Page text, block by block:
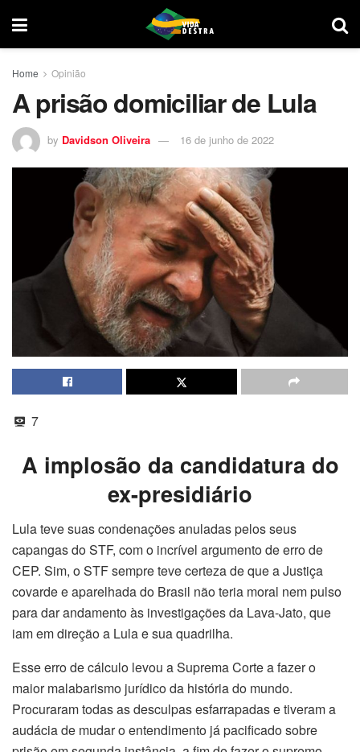
Home Opinião
A prisão domiciliar de Lula
by Davidson Oliveira 16 de junho de 2022
7
A implosão da candidatura do
ex-presidiário
Lula teve suas condenações anuladas pelos seus
capangas do STF, com o incrível argumento de erro de
CEP. Sim, o STF sempre teve certeza de que a Justiça
covarde e aparelhada do Brasil não teria moral nem pulso
para dar andamento às investigações da Lava-Jato, que
iam em direção a Lula e sua quadrilha.
Esse erro de cálculo levou a Suprema Corte a fazer o
maior malabarismo jurídico da história do mundo.
Procuraram todas as desculpas esfarrapadas e tiveram a
audácia de mudar o entendimento já pacificado sobre